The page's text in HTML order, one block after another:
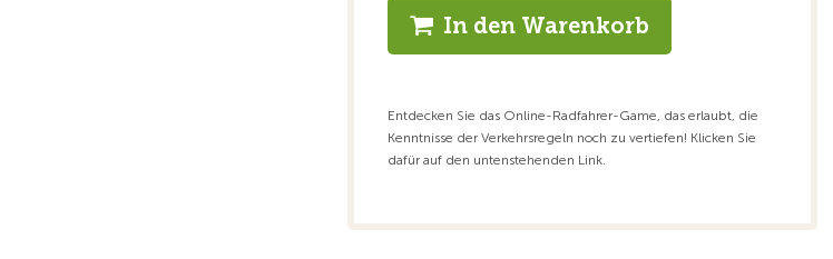
In den Warenkorb
Entdecken Sie das Online-Radfahrer-Game, das erlaubt, die
Kenntnisse der Verkehrsregeln noch zu vertiefen! Klicken Sie
dafür auf den untenstehenden Link.